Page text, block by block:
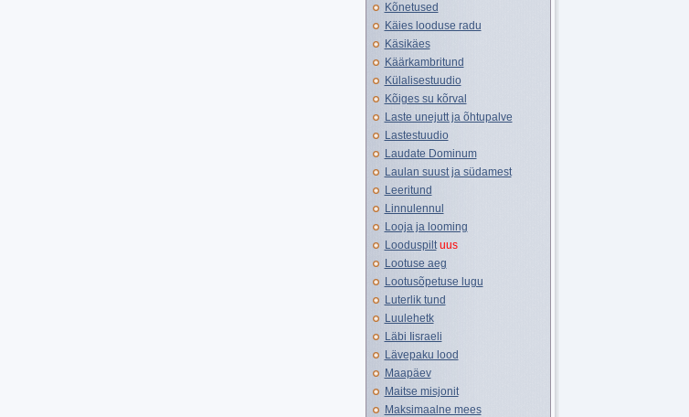
Kõnetused
Käies looduse radu
Käsikäes
Käärkambritund
Külalisestuudio
Kõiges su kõrval
Laste unejutt ja õhtupalve
Lastestuudio
Laudate Dominum
Laulan suust ja südamest
Leeritund
Linnulennul
Looja ja looming
Looduspilt uus
Lootuse aeg
Lootusõpetuse lugu
Luterlik tund
Luulehetk
Läbi Iisraeli
Lävepaku lood
Maapäev
Maitse misjonit
Maksimaalne mees